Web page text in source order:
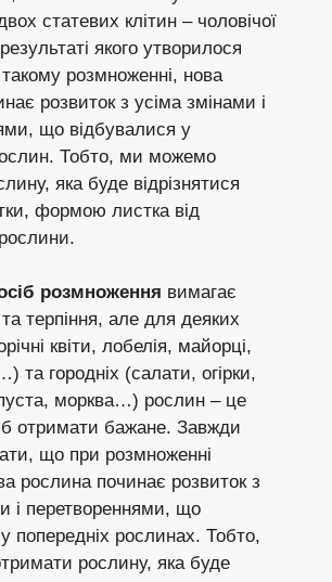
статевих клітин – чоловічої
якого утворилося
розмноженні, нова
розвиток з усіма змінами і
що відбувалися у
Тобто, ми можемо
яка буде відрізнятися
формою листка від
рослини.
розмноження вимагає
терпіння, але для деяких
квіти, лобелія, майорці,
та городніх (салати, огірки,
морква…) рослин – це
отримати бажане. Завжди
що при розмноженні
рослина починає розвиток з
і перетвореннями, що
попередніх рослинах. Тобто,
рослину, яка буде